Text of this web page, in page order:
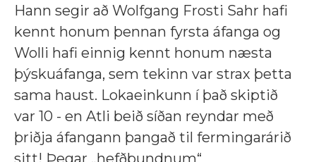
Hann segir að Wolfgang Frosti Sahr hafi
kennt honum þennan fyrsta áfanga og
Wolli hafi einnig kennt honum næsta
þýskuáfanga, sem tekinn var strax þetta
sama haust. Lokaeinkunn í það skiptið
var 10 - en Atli beið síðan reyndar með
þriðja áfangann þangað til fermingarárið
sitt! Þegar „hefðbundnum“